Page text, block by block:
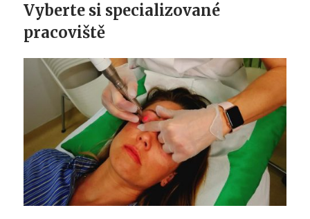
Vyberte si specializované
pracoviště